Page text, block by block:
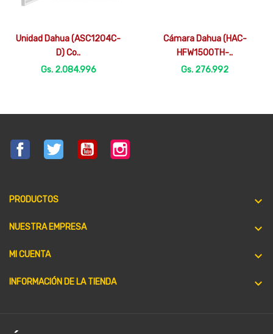
Vista rápida
Unidad Dahua (ASC1204C-
D) Co..
Gs. 2.084.996
Vista rápida
Cámara Dahua (HAC-
HFW1500TH-..
Gs. 276.992
FacebookTwitter YouTube
PRODUCTOS 
NUESTRA EMPRESA 
MI CUENTA 
INFORMACIÓN DE LA TIENDA keyboard_arrow_down